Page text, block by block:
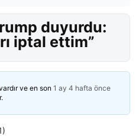
duyurdu:
iptal ettim”
ve en son 1 ay 4 hafta önce